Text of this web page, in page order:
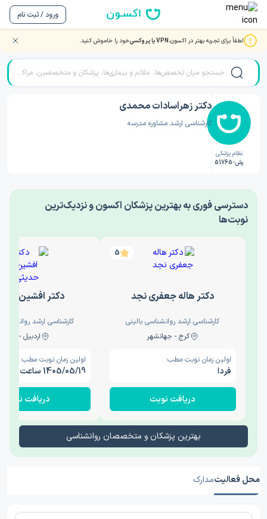
ورود / ثبت نام
لطفاً برای تجربه بهتر در اکسون،VPN یا پروکسی خود را خاموش کنید. صفحه اصلی/دکتر روانشناسی/دکتر زهراسادات محمدی
نظام پزشکی
رش-51765
دکتر زهراسادات محمدی
کارشناسی ارشد مشاوره مدرسه
‎دسترسی فوری به بهترین پزشکان اکسون و نزدیک‌ترین
نوبت‌ها
5
دکتر هاله جعفری نجد
کارشناسی ارشد روانشناسی بالینی
کرج - جهانشهر
اولین زمان نوبت مطب:
فردا
دریافت نوبت
دکتر افشین
کارشناسی ارشد
اردبیل - والی
اولین زمان نوبت مطب:
1405/05/19 ساعت 15:00
دریافت نوبت
بهترین پزشکان و متخصصان روانشناسی
محل فعالیتمدارک